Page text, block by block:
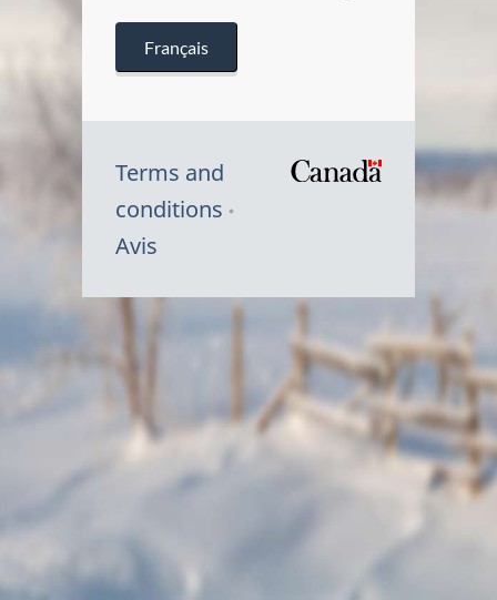
Français
Terms and
conditions
Avis
Symbole
Canada